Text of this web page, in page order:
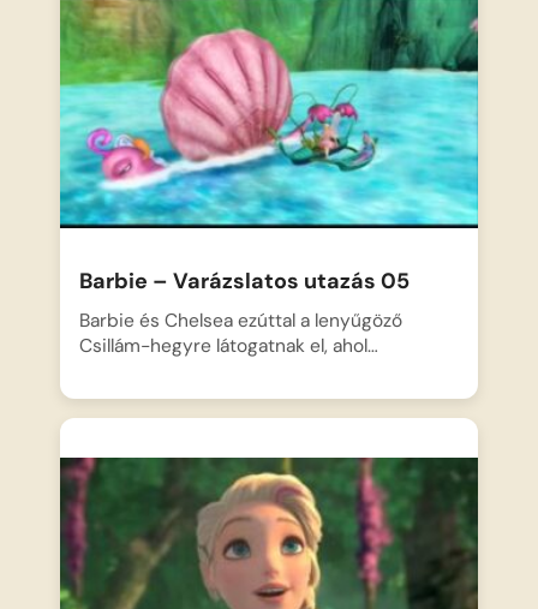
Barbie – Varázslatos utazás 05
Barbie és Chelsea ezúttal a lenyűgöző
Csillám-hegyre látogatnak el, ahol…